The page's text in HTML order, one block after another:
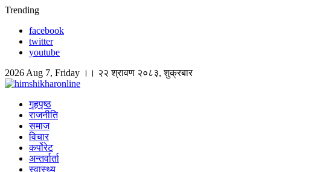
Skip
content
Trending
facebook
twitter
youtube
2026 Aug 7, Friday ।। २२ श्रावण २०८३, शुक्रबार
Himshikhar Online
गृहपृष्ठ
राजनीति
समाज
विचार
कर्पोरेट
अन्तर्वार्ता
स्वास्थ्य